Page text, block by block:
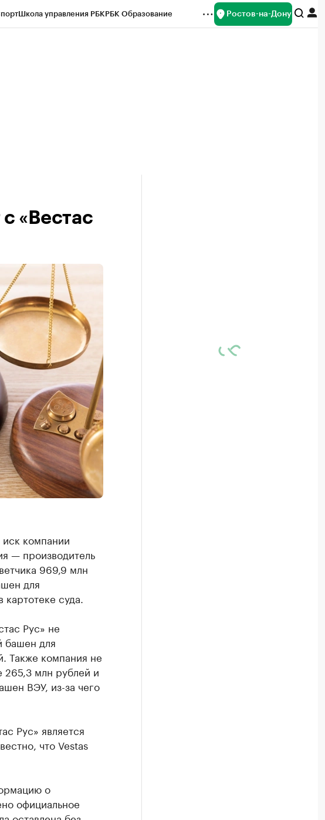
Школа управления РБКРБК Образование Ростов-на-Дону
«Вестас
компании
— производитель
969,9 млн
для
суда.
Рус» не
башен для
Также компания не
265,3 млн рублей и
ВЭУ, из-за чего
Рус» является
что Vestas
о
официальное